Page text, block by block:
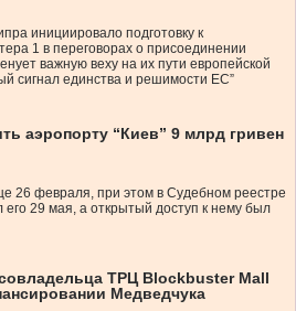
инициировало подготовку к
1 в переговорах о присоединении
важную веху на их пути европейской
сигнал единства и решимости ЕС”
аэропорту “Киев” 9 млрд гривен
26 февраля, при этом в Судебном реестре
его 29 мая, а открытый доступ к нему был
ТРЦ Blockbuster Mall
Медведчука